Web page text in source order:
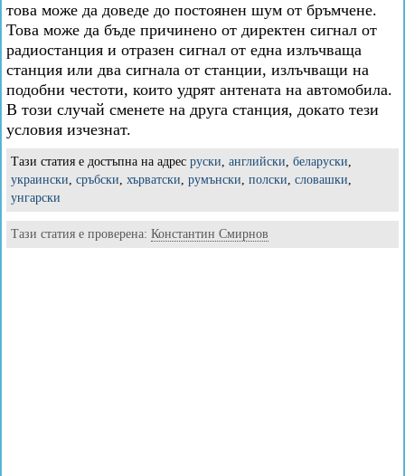
това може да доведе до постоянен шум от бръмчене.
Това може да бъде причинено от директен сигнал от
радиостанция и отразен сигнал от една излъчваща
станция или два сигнала от станции, излъчващи на
подобни честоти, които удрят антената на автомобила.
В този случай сменете на друга станция, докато тези
условия изчезнат.
Тази статия е достъпна на адрес руски, английски, беларуски,
украински, сръбски, хърватски, румънски, полски, словашки,
унгарски
Тази статия е проверена: Константин Смирнов